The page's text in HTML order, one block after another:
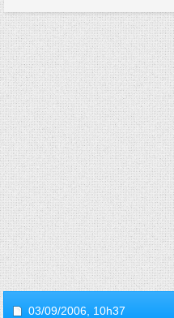
03/09/2006, 10h37